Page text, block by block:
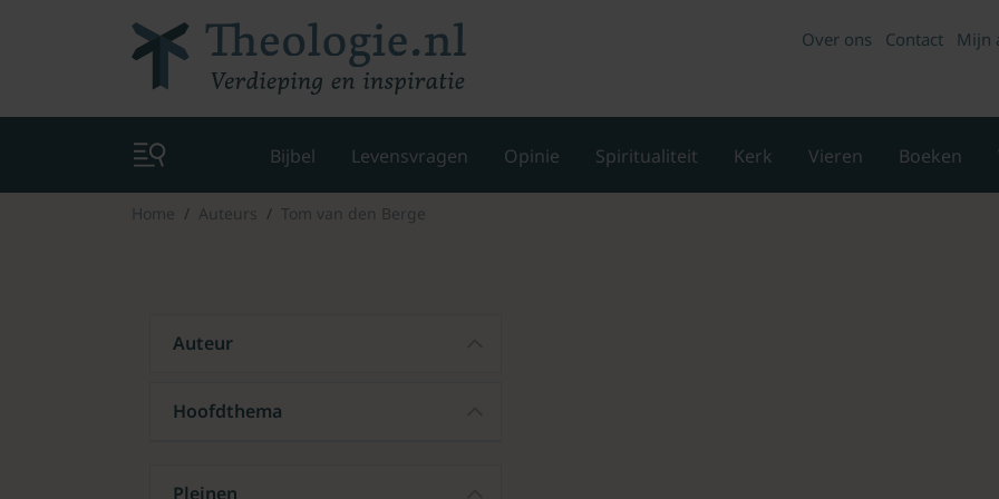
Over ons Contact Mijn
Bijbel Levensvragen Opinie Spiritualiteit Kerk Vieren Boeken
Home Auteurs Tom van den Berge
Auteur
Hoofdthema
Pleinen